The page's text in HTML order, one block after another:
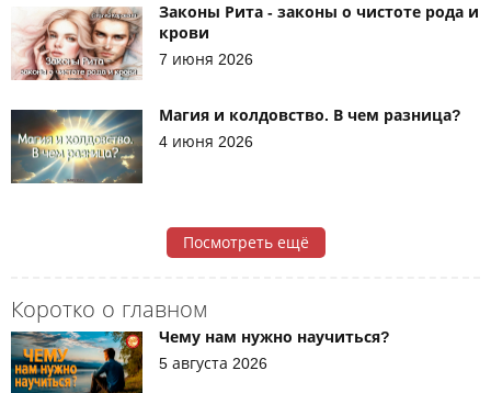
Коротко о главном
Чему нам нужно научиться?
5 августа 2026
Законы Рита - законы о чистоте рода и
крови
7 июня 2026
Магия и колдовство. В чем разница?
4 июня 2026
Посмотреть ещё